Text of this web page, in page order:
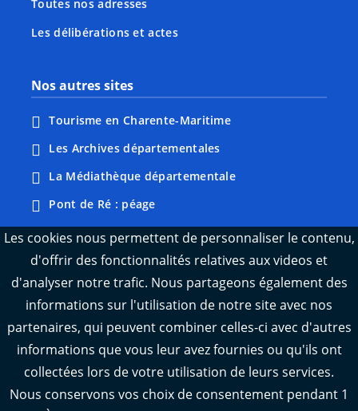
Toutes nos adresses
Les délibérations et actes
Nos autres sites
Tourisme en Charente-Maritime
Les Archives départementales
La Médiathèque départementale
Pont de Ré : péage
Webcams : Ré info trafic
Webcams : Oléron info trafic
Manger 17
L'Observatoire des territoires de Charente-
Maritime
Les cookies nous permettent de personnaliser le contenu,
d'offrir des fonctionnalités relatives aux videos et
d'analyser notre trafic. Nous partageons également des
informations sur l'utilisation de notre site avec nos
partenaires, qui peuvent combiner celles-ci avec d'autres
informations que vous leur avez fournies ou qu'ils ont
collectées lors de votre utilisation de leurs services.
Nous conservons vos choix de consentement pendant 1